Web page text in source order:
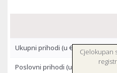
Cjelokupan
Ukupni prihodi (u €)
Poslovni prihodi (u €)